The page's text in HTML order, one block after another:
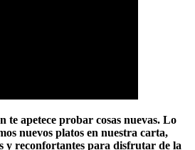
te apetece probar cosas nuevas. Lo
nuevos platos en nuestra carta,
y reconfortantes para disfrutar de la